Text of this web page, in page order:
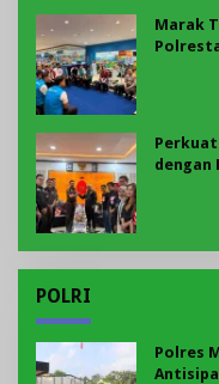
Marak
Perkuat
dengan
POLRI
Polres